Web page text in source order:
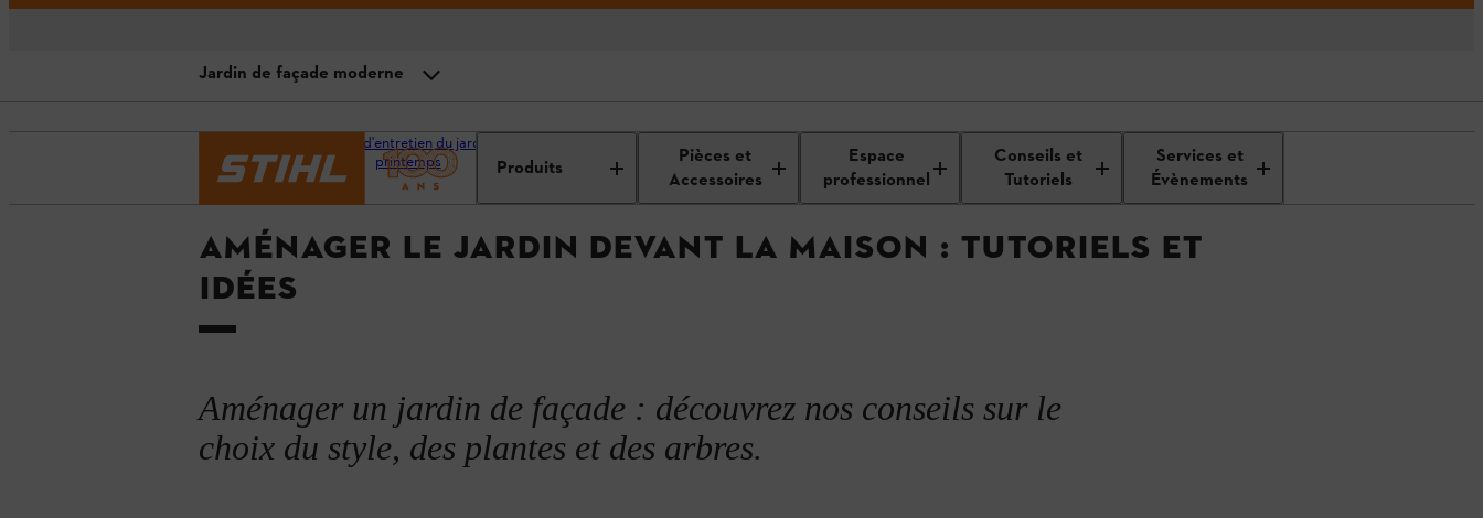
Produits
Pièces et
Accessoires
Espace
professionnel
Conseils et
Tutoriels
Services et
Évènements
Conseils d'entretien du jardin au
printemps
Nettoyage et entretien de votre
jardin
Comment aménager son
jardin
Aménager un jardin de
façade
AMÉNAGER LE JARDIN DEVANT LA MAISON : TUTORIELS ET
IDÉES
Aménager un jardin de façade : découvrez nos conseils sur le
choix du style, des plantes et des arbres.
Jardin de façade moderne
Aperçu
Jardin de façade moderne
Jardin de façade avec pierres
Conception méditerranéenne
Jardin de façade facile d’entretien